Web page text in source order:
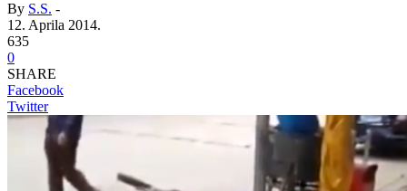
By S.S. -
12. Aprila 2014.
635
0
SHARE
Facebook
Twitter